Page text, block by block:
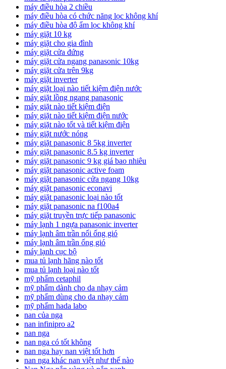
máy điều hòa 2 chiều
máy điều hòa có chức năng lọc không khí
máy điều hòa độ ẩm lọc không khí
máy giặt 10 kg
máy giặt cho gia đình
máy giặt cửa đứng
máy giặt cửa ngang panasonic 10kg
máy giặt cửa trên 9kg
máy giặt inverter
máy giặt loại nào tiết kiệm điện nước
máy giặt lồng ngang panasonic
máy giặt nào tiết kiệm điện
máy giặt nào tiết kiệm điện nước
máy giặt nào tốt và tiết kiệm điện
máy giặt nước nóng
máy giặt panasonic 8 5kg inverter
máy giặt panasonic 8.5 kg inverter
máy giặt panasonic 9 kg giá bao nhiêu
máy giặt panasonic active foam
máy giặt panasonic cửa ngang 10kg
máy giặt panasonic econavi
máy giặt panasonic loại nào tốt
máy giặt panasonic na f100a4
máy giặt truyền trực tiếp panasonic
máy lạnh 1 ngựa panasonic inverter
máy lạnh âm trần nối ống gió
máy lạnh âm trần ống gió
máy lạnh cục bộ
mua tủ lạnh hãng nào tốt
mua tủ lạnh loại nào tốt
mỹ phẩm cetaphil
mỹ phẩm dành cho da nhạy cảm
mỹ phẩm dùng cho da nhạy cảm
mỹ phẩm hada labo
nan của nga
nan infinipro a2
nan nga
nan nga có tốt không
nan nga hay nan việt tốt hơn
nan nga khác nan việt như thế nào